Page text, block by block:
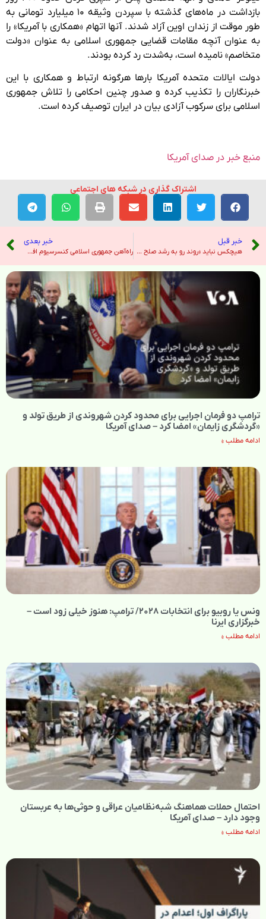
بازداشت در ماه‌های گذشته با سپردن وثیقه ۱۰ میلیارد تومانی به
طور موقت از زندان اوین آزاد شدند. آنها اتهام «همکاری با آمریکا» را
به عنوان آنچه مقامات قضایی جمهوری اسلامی به عنوان «دولت
متخاصم» نامیده است، به‌شدت رد کرده بودند.
دولت ایالات متحده آمریکا بارها هرگونه ارتباط و همکاری با این
خبرنگاران را تکذیب کرده و صدور چنین احکامی را تلاش جمهوری
اسلامی برای سرکوب آزادی بیان در ایران توصیف کرده است.
منبع خبر در صدای آمریکا
اشتراک گذاری در شبکه های اجتماعی
خبر قبل
هیچکس نباید «روند رو به رشد صلح غزه» را تضعیف کند – صدای آمریکا
خبر بعدی
راه‌آهن جمهوری اسلامی کنسرسیوم افغانستان را به تجاوز به حریم ریلی متهم کرد – رادیو فردا
ترامپ دو فرمان اجرایی برای محدود کردن شهروندی از طریق تولد و
«گردشگری زایمان» امضا کرد – صدای آمریکا
ادامه مطلب »
ونس یا روبیو برای انتخابات ۲۰۲۸/ ترامپ: هنوز خیلی زود است –
خبرگزاری ایرنا
ادامه مطلب »
احتمال حملات هماهنگ شبه‌نظامیان عراقی و حوثی‌ها به عربستان
وجود دارد – صدای آمریکا
ادامه مطلب »